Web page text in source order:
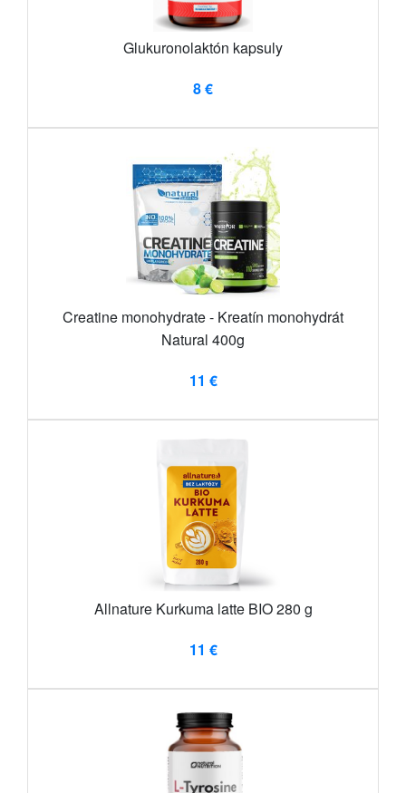
Glukuronolaktón kapsuly
8 €
Creatine monohydrate - Kreatín monohydrát
Natural 400g
11 €
Allnature Kurkuma latte BIO 280 g
11 €